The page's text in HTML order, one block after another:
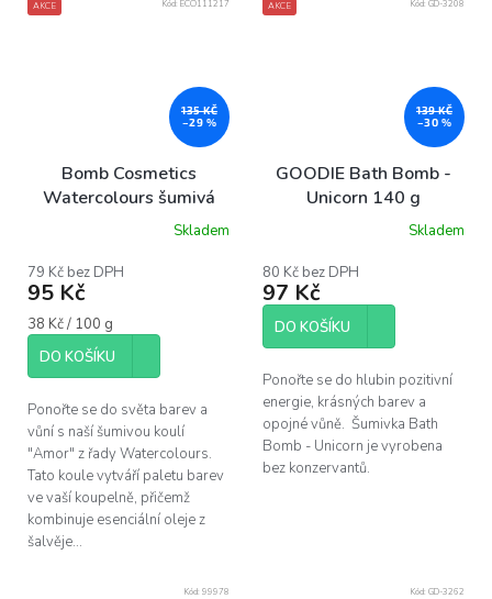
AKCE
135 KČ
–29 %
Bomb Cosmetics
Watercolours šumivá
koule Amor, 250 gSkladem
79 Kč bez DPH
95 Kč
Měrná
cena:
38 Kč / 100 g
DO KOŠÍKU
Ponořte se do světa barev a
vůní s naší šumivou koulí
"Amor" z řady Watercolours.
Tato koule vytváří paletu barev
ve vaší koupelně, přičemž
kombinuje esenciální oleje z
šalvěje...
Kód: ECO111217 AKCE
139 KČ
–30 %
GOODIE Bath Bomb -
Unicorn 140 g
Skladem
80 Kč bez DPH
97 Kč
DO KOŠÍKU
Ponořte se do hlubin pozitivní
energie, krásných barev a
opojné vůně. Šumivka Bath
Bomb - Unicorn je vyrobena
bez konzervantů.
Kód: GD-3208
Kód: 99978 Kód: GD-3262